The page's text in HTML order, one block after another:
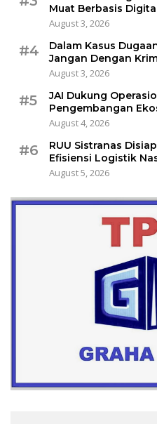
Muat Berbasis Digital
August 3, 2026
#4
Dalam Kasus
Jangan Dengan
August 3, 2026
#5
JAI Dukung
Pengembangan
August 4, 2026
#6
RUU Sistranas
Efisiensi Logistik
August 5, 2026